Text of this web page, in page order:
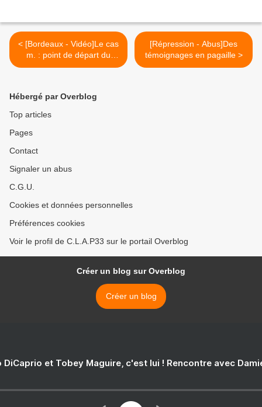
< [Bordeaux - Vidéo]Le cas
m. : point de départ du
C.L.A.P33
[Répression - Abus]Des
témoignages en pagaille >
Hébergé par Overblog
Top articles
Pages
Contact
Signaler un abus
C.G.U.
Cookies et données personnelles
Préférences cookies
Voir le profil de C.L.A.P33 sur le portail Overblog
Créer un blog sur Overblog
Créer un blog
DiCaprio et Tobey Maguire, c'est lui ! Rencontre avec